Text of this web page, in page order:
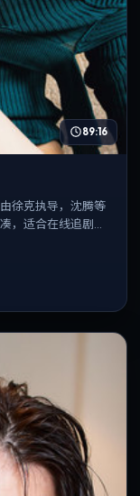
89:16
徐克执导，沈腾等
，适合在线追剧与